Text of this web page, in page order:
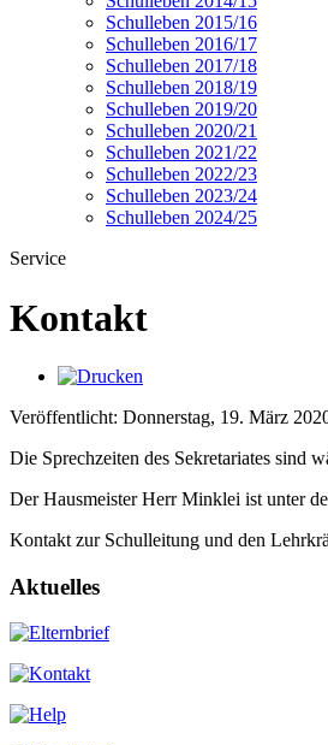
Schulleben 2015/16
Schulleben 2016/17
Schulleben 2017/18
Schulleben 2018/19
Schulleben 2019/20
Schulleben 2020/21
Schulleben 2021/22
Schulleben 2022/23
Schulleben 2023/24
Schulleben 2024/25
Service
Kontakt
Veröffentlicht: Donnerstag, 19. März
Die Sprechzeiten des Sekretariates sind
Der Hausmeister Herr Minklei ist unter
Kontakt zur Schulleitung und den
Aktuelles